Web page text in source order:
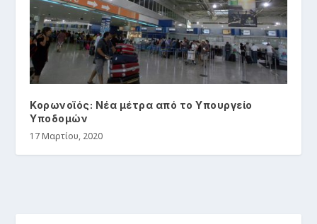
Κορωνοϊός: Νέα μέτρα από το Υπουργείο
Υποδομών
17 Μαρτίου, 2020